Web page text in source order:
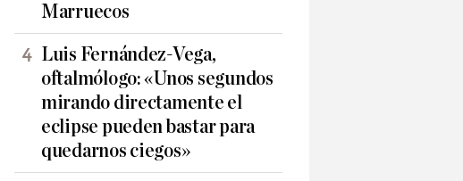
Marruecos
Luis Fernández-Vega,
oftalmólogo: «Unos segundos
mirando directamente el
eclipse pueden bastar para
quedarnos ciegos»